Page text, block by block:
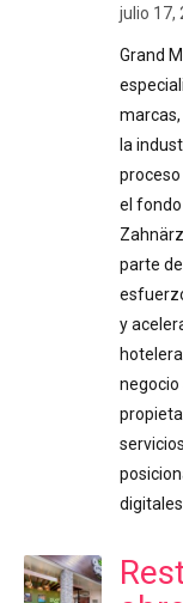
julio 17,
Grand
la
el
parte
y
negocio